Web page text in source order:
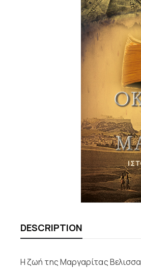
DESCRIPTION
Η ζωή της Μαργαρίτας